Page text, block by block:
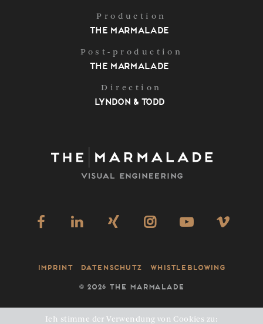
Ich stimme der Verwendung von Cookies zu:
Production
The Marmalade
Post-production
The Marmalade
Direction
Lyndon & Todd
Imprint Datenschutz Whistleblowing
©2026 THE MARMALADE